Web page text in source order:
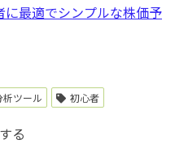
最適でシンプルな株価予
析ツール 初心者
る